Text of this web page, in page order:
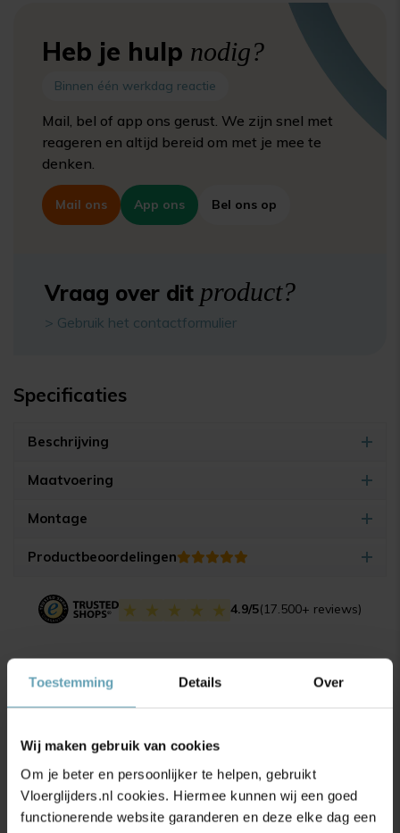
Toestemming Details Over
Wij maken gebruik van cookies
Om je beter en persoonlijker te helpen, gebruikt
Vloerglijders.nl cookies. Hiermee kunnen wij een goed
functionerende website garanderen en deze elke dag een
Heb je hulp nodig?
Binnen één werkdag reactie
Mail, bel of app ons gerust. We zijn snel met
reageren en altijd bereid om met je mee te
denken.
Mail ons App ons Bel ons op
Vraag over dit product?
> Gebruik het contactformulier
Specificaties
Beschrijving
Maatvoering
Montage
Productbeoordelingen
4.9/5(17.500+ reviews)
Gerelateerde producten